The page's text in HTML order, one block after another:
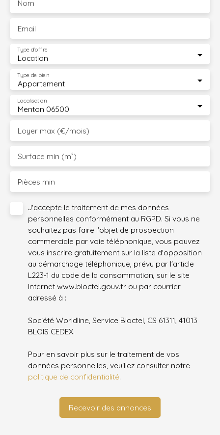
Nom
Email
Location
Type d'offre
Appartement
Type de bien
Menton 06500
Localisation
Loyer max (€/mois)
Surface min (m²)
Pièces min
J'accepte le traitement de mes données
personnelles conformément au RGPD. Si vous ne
souhaitez pas faire l'objet de prospection
commerciale par voie téléphonique, vous pouvez
vous inscrire gratuitement sur la liste d'opposition
au démarchage téléphonique, prévu par l'article
L223-1 du code de la consommation, sur le site
Internet www.bloctel.gouv.fr ou par courrier
adressé à :
Société Worldline, Service Bloctel, CS 61311, 41013
BLOIS CEDEX.
Pour en savoir plus sur le traitement de vos
données personnelles, veuillez consulter notre
politique de confidentialité.
Recevoir des annonces